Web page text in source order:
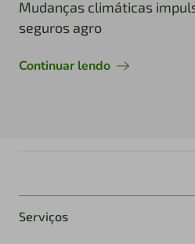
Mudanças climáticas
seguros agro
Continuar lendo
Serviços